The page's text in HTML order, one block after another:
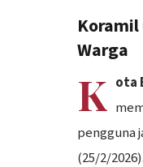
Warga
K ota
pengguna
(25/2/